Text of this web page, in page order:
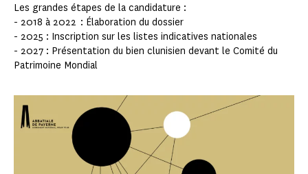
Les grandes étapes de la candidature :
- 2018 à 2022 : Élaboration du dossier
- 2025 : Inscription sur les listes indicatives nationales
- 2027 : Présentation du bien clunisien devant le Comité du
Patrimoine Mondial